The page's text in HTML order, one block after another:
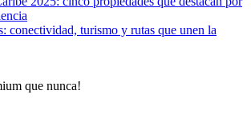
conectividad, turismo y rutas que unen la
que nunca!